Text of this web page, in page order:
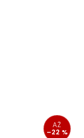
AŽ
–22 %